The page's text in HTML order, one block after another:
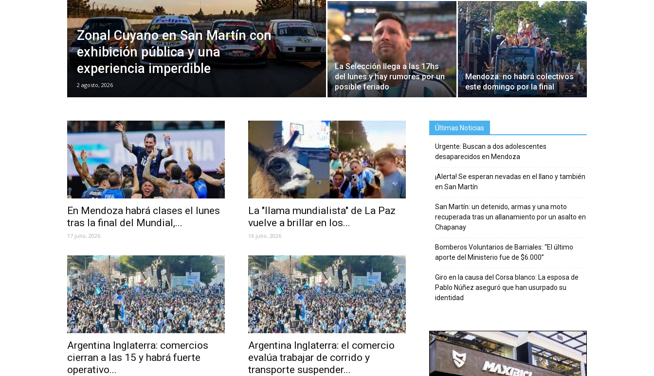
Zonal Cuyano en San Martín con
exhibición pública y una
experiencia imperdible
2 agosto, 2026
La Selección llega a las 17hs
del lunes y hay rumores por un
posible feriado
Mendoza: no habrá colectivos
este domingo por la final
En Mendoza habrá clases el lunes
tras la final del Mundial,...
17 julio, 2026
La "llama mundialista" de La Paz
vuelve a brillar en los...
16 julio, 2026
Argentina Inglaterra: comercios
cierran a las 15 y habrá fuerte
operativo...
Argentina Inglaterra: el comercio
evalúa trabajar de corrido y
transporte suspender...
Últimas Noticias
Urgente: Buscan a dos adolescentes
desaparecidos en Mendoza
¡Alerta! Se esperan nevadas en el llano y también
en San Martín
San Martín: un detenido, armas y una moto
recuperada tras un allanamiento por un asalto en
Chapanay
Bomberos Voluntarios de Barriales: “El último
aporte del Ministerio fue de $6.000”
Giro en la causa del Corsa blanco: La esposa de
Pablo Núñez aseguró que han usurpado su
identidad